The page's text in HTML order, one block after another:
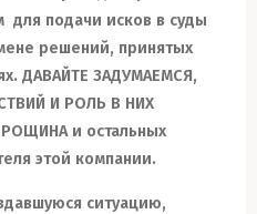
для подачи исков в суды
е решений, принятых
. ДАВАЙТЕ ЗАДУМАЕМСЯ,
И РОЛЬ В НИХ
РОЩИНА и остальных
этой компании.
ситуацию,